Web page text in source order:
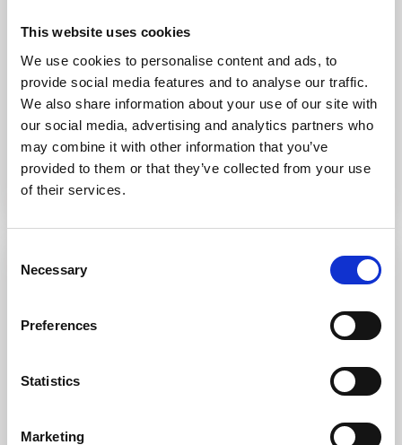
This website uses cookies
We use cookies to personalise content and ads, to
provide social media features and to analyse our traffic.
We also share information about your use of our site with
our social media, advertising and analytics partners who
may combine it with other information that you’ve
provided to them or that they’ve collected from your use
of their services.
Selection
Necessary
Preferences
Statistics
Marketing
STAZZO PULCHEDDU – CASA IRIS COMPARTO D 3 – Villa
entourée de végétation dans le com...
4 3 8 2
Appeler Adresse email
Resp. des locations
Louer